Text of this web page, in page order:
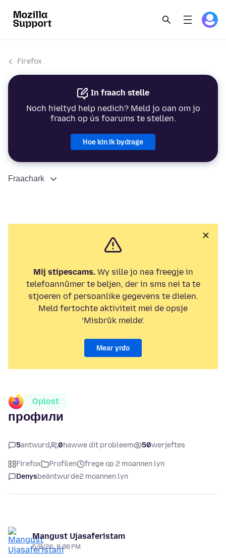
Firefox
In fraach stelle
Noch hieltyd help nedich? Meld jo oan om jo
fraach op ús foarums te stellen.
Hoe kin ik bydrage
Fraachark
Mij stipescams.Wy sille jo nea freegje in
telefoannûmer te beljen, der in sms nei ta te
stjoeren of persoanlike gegevens te dielen.
Meld fertochte aktiviteit mei de opsje
‘Misbrûk melde’.
Mear ynfo
Oplost
профили
5antwurd 0hawwe dit probleem 50werjeftes
Firefox Profilen
frege op 2 moannen lyn
Denysbeäntwurde2 moannen lyn
Mangust Ujasaferistam
5/8/26, 8:08 PM